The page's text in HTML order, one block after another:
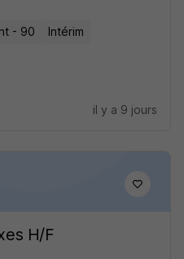
- 90
Intérim
il y a 9 jours
H/F